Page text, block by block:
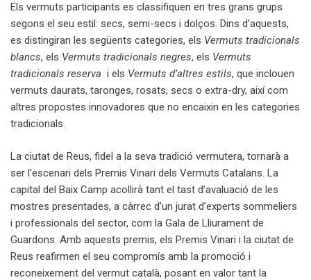
Els vermuts participants es classifiquen en tres grans grups
segons el seu estil: secs, semi-secs i dolços. Dins d’aquests,
es distingiran les següents categories, els Vermuts tradicionals
blancs, els Vermuts tradicionals negres, els Vermuts
tradicionals reserva i els Vermuts d’altres estils, que inclouen
vermuts daurats, taronges, rosats, secs o extra-dry, així com
altres propostes innovadores que no encaixin en les categories
tradicionals.
La ciutat de Reus, fidel a la seva tradició vermutera, tornarà a
ser l’escenari dels Premis Vinari dels Vermuts Catalans. La
capital del Baix Camp acollirà tant el tast d’avaluació de les
mostres presentades, a càrrec d’un jurat d’experts sommeliers
i professionals del sector, com la Gala de Lliurament de
Guardons. Amb aquests premis, els Premis Vinari i la ciutat de
Reus reafirmen el seu compromís amb la promoció i
reconeixement del vermut català, posant en valor tant la